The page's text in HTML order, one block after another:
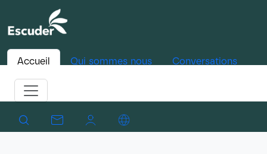
Accueil Qui sommes nous Conversations